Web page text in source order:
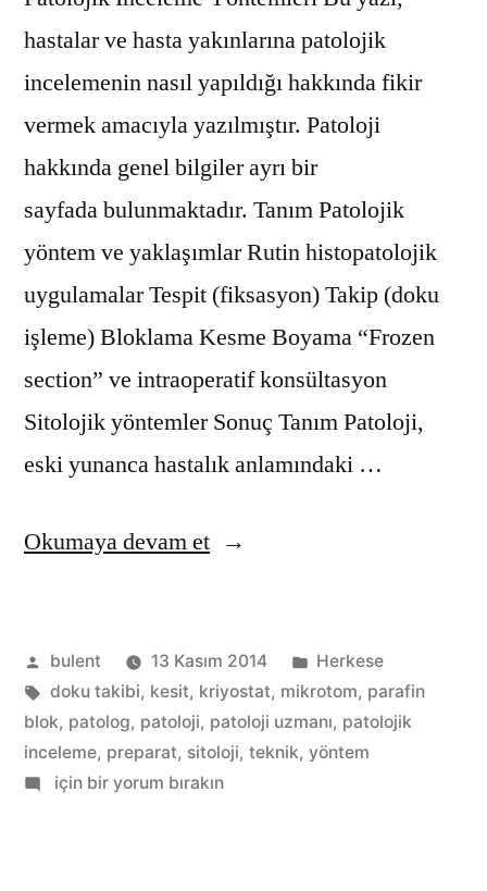
hastalar ve hasta yakınlarına patolojik
incelemenin nasıl yapıldığı hakkında fikir
vermek amacıyla yazılmıştır. Patoloji
hakkında genel bilgiler ayrı bir
sayfada bulunmaktadır. Tanım Patolojik
yöntem ve yaklaşımlar Rutin histopatolojik
uygulamalar Tespit (fiksasyon) Takip (doku
işleme) Bloklama Kesme Boyama “Frozen
section” ve intraoperatif konsültasyon
Sitolojik yöntemler Sonuç Tanım Patoloji,
eski yunanca hastalık anlamındaki …
Okumaya devam et“Patolojik
Gönderen:
bulent 13 Kasım 2014 Kategori:
Herkese
Etiketler:
doku takibi, kesit, kriyostat, mikrotom, parafin
blok, patolog, patoloji, patoloji uzmanı, patolojik
inceleme, preparat, sitoloji, teknik, yöntem
Patolojik
için bir yorum bırakın